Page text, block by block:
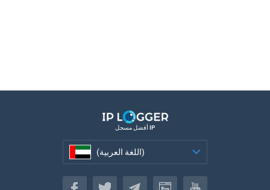
أفضل مسجل IP
(اللغة العربية)
(اللغة العربية)